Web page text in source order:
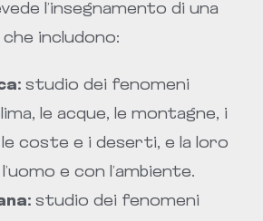
l’insegnamento di una
includono:
studio dei fenomeni
le acque, le montagne, i
le coste e i deserti, e la loro
e con l’ambiente.
studio dei fenomeni